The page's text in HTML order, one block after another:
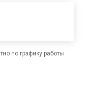
по графику работы